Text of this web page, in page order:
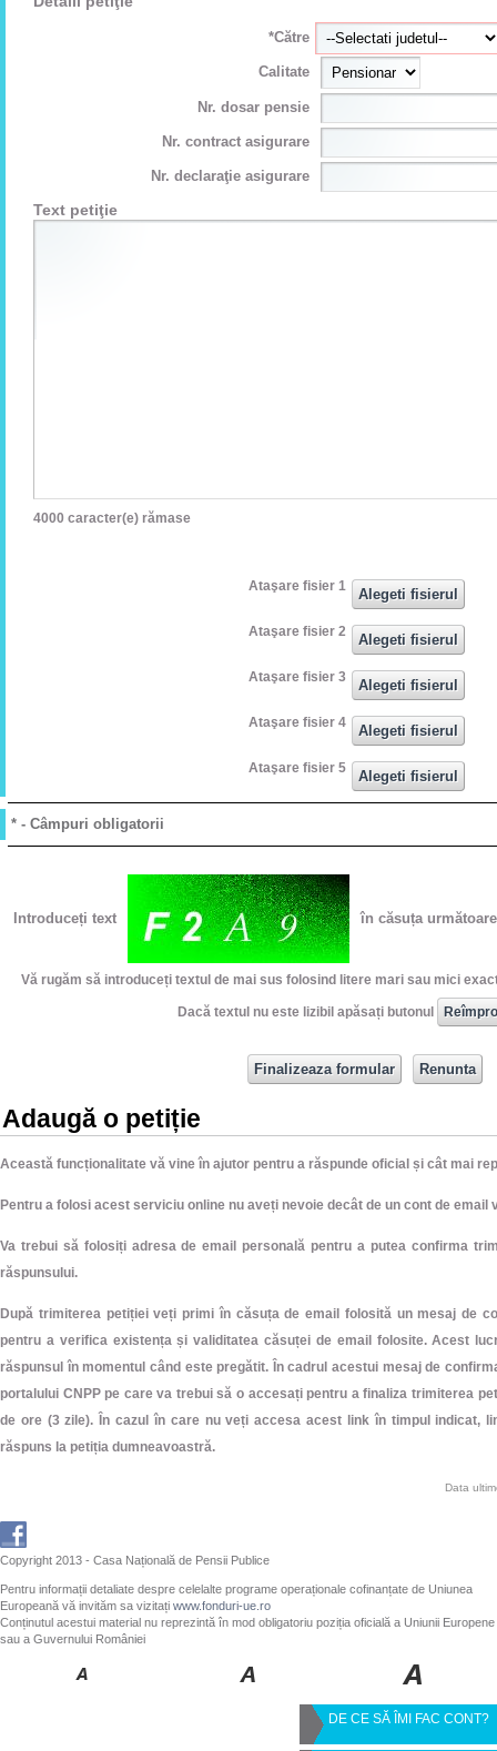
*Către
Calitate
Nr. dosar pensie
Nr. contract asigurare
Nr. declaraţie asigurare
Text petiţie
4000 caracter(e) rămase
Ataşare fisier 1
Ataşare fisier 2
Ataşare fisier 3
Ataşare fisier 4
Ataşare fisier 5
* - Câmpuri obligatorii
Introduceți text în căsuța următoare
Vă rugăm să introduceți textul de mai sus folosind litere mari sau mici
Dacă textul nu este lizibil apăsați butonul
Adaugă o petiție
Această funcționalitate vă vine în ajutor pentru a răspunde oficial și cât mai
Pentru a folosi acest serviciu online nu aveți nevoie decât de un cont de email
Va trebui să folosiți adresa de email personală pentru a putea confirma
răspunsului.
După trimiterea petiției veți primi în căsuța de email folosită un mesaj de
pentru a verifica existența și validitatea căsuței de email folosite. Acest
răspunsul în momentul când este pregătit. În cadrul acestui mesaj de
portalului CNPP pe care va trebui să o accesați pentru a finaliza trimiterea
de ore (3 zile). În cazul în care nu veți accesa acest link în timpul indicat,
răspuns la petiția dumneavoastră.
Data
Copyright 2013 - Casa Națională de Pensii Publice
Pentru informații detaliate despre celelalte programe operaționale cofinanțate de Uniunea
Europeană vă invităm sa vizitați www.fonduri-ue.ro
Conținutul acestui material nu reprezintă în mod obligatoriu poziția oficială a Uniunii Europene
sau a Guvernului României
DE CE SĂ ÎMI FAC CONT?